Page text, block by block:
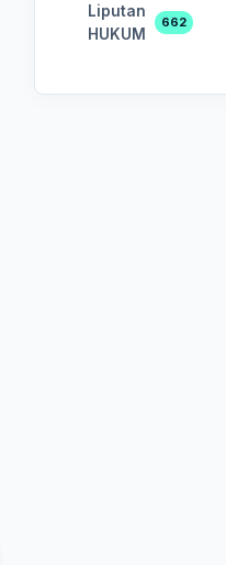
Liputan
HUKUM
662